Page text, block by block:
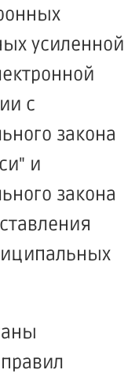
усиленной
с
закона
и
закона